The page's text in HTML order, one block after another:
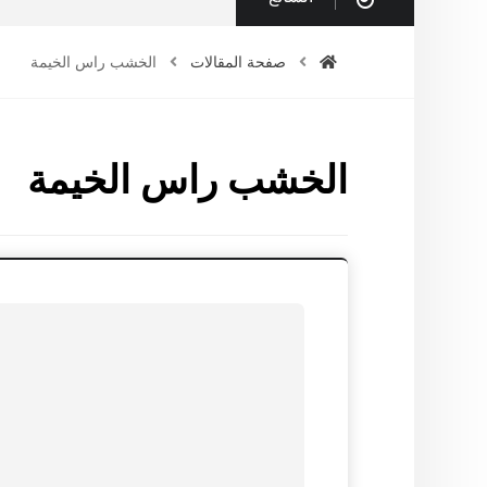
صفحة المقالات الخشب راس الخيمة
الخشب راس الخيمة